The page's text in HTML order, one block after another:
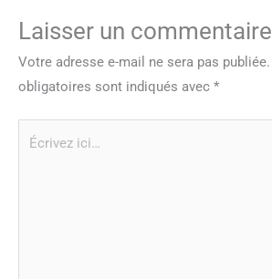
Laisser un commentaire
Votre adresse e-mail ne sera pas publiée.
obligatoires sont indiqués avec *